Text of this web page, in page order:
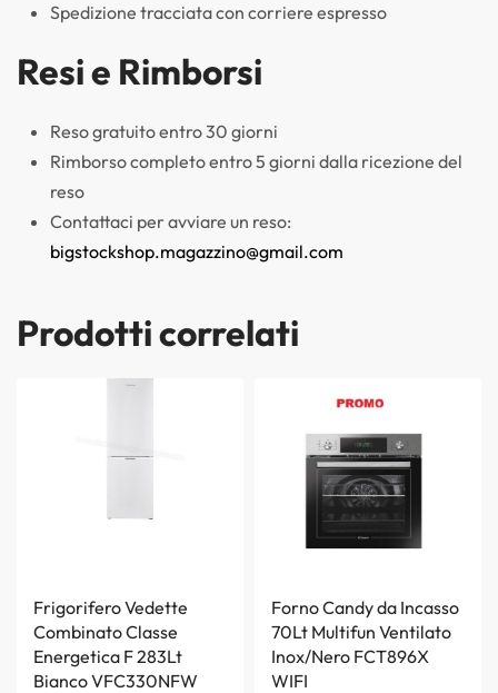
Spedizione tracciata con corriere espresso
Resi e Rimborsi
Reso gratuito entro 30 giorni
Rimborso completo entro 5 giorni dalla ricezione del
reso
Contattaci per avviare un reso:
bigstockshop.magazzino@gmail.com
Prodotti correlati
Frigorifero Vedette
Combinato Classe
Energetica F 283Lt
Bianco VFC330NFW
Forno Candy da Incasso
70Lt Multifun Ventilato
Inox/Nero FCT896X
WIFI